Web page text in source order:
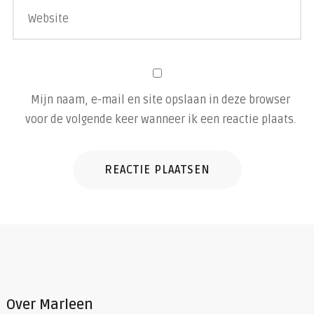
Mijn naam, e-mail en site opslaan in deze browser
voor de volgende keer wanneer ik een reactie plaats.
Over Marleen